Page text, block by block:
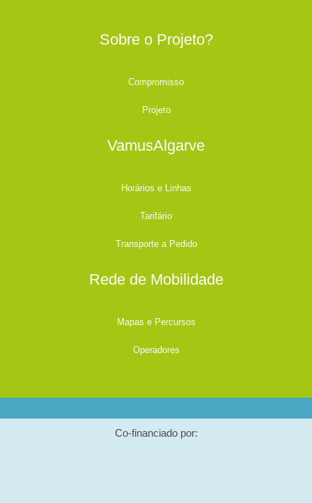
Sobre o Projeto?
Compromisso
Projeto
VamusAlgarve
Horários e Linhas
Tarifário
Transporte a Pedido
Rede de Mobilidade
Mapas e Percursos
Operadores
Co-financiado por: